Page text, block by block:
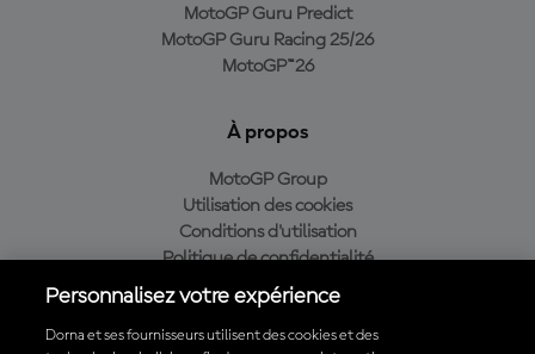
MotoGP Guru Predict
MotoGP Guru Racing 25/26
MotoGP™26
À propos
MotoGP Group
Utilisation des cookies
Conditions d'utilisation
Politique de confidentialité
Politique d’achat
Personnalisez votre expérience
Dorna et ses fournisseurs utilisent des cookies et des